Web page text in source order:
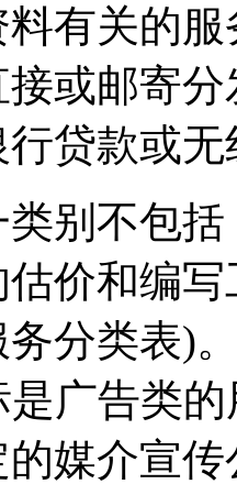
有关的
或邮寄
贷款或
别不包
价和编
分类表)
是广告类
媒介宣